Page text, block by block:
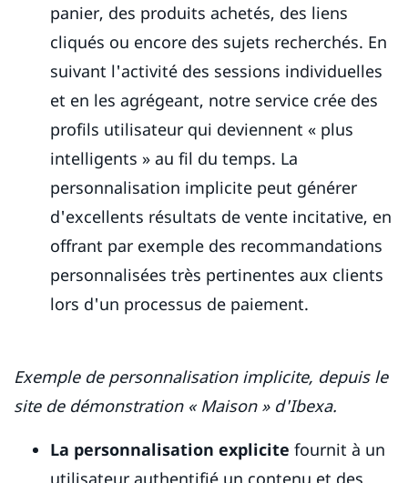
panier, des produits achetés, des liens
cliqués ou encore des sujets recherchés. En
suivant l'activité des sessions individuelles
et en les agrégeant, notre service crée des
profils utilisateur qui deviennent « plus
intelligents » au fil du temps. La
personnalisation implicite peut générer
d'excellents résultats de vente incitative, en
offrant par exemple des recommandations
personnalisées très pertinentes aux clients
lors d'un processus de paiement.
Exemple de personnalisation implicite, depuis le
site de démonstration « Maison » d'Ibexa.
La personnalisation explicite fournit à un
utilisateur authentifié un contenu et des